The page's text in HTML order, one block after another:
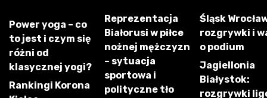
Power yoga – co
to jest i czym się
różni od
klasycznej yogi?
Rankingi Korona
Reprezentacja
Białorusi w piłce
nożnej mężczyzn
– sytuacja
sportowa i
polityczne tło
Śląsk
rozgrywki i
o podium
Jagiellonia
Białystok:
rozgrywki